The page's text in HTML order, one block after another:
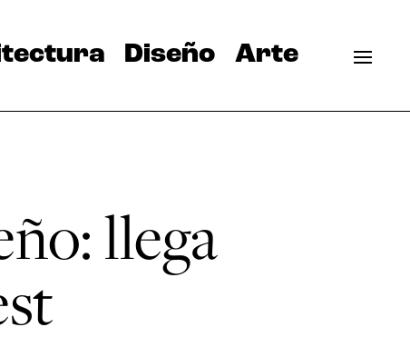
Diseño Arte
llega